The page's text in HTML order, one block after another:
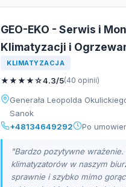
GEO-EKO - Serwis i
Klimatyzacji i
KLIMATYZACJA
★★★★☆4.3/5(40 opinii)
Generała Leopolda
Sanok
+48134649292
Po
"Bardzo pozytywne wrażenie.
klimatyzatorów w naszym
sprawnie i szybko mimo